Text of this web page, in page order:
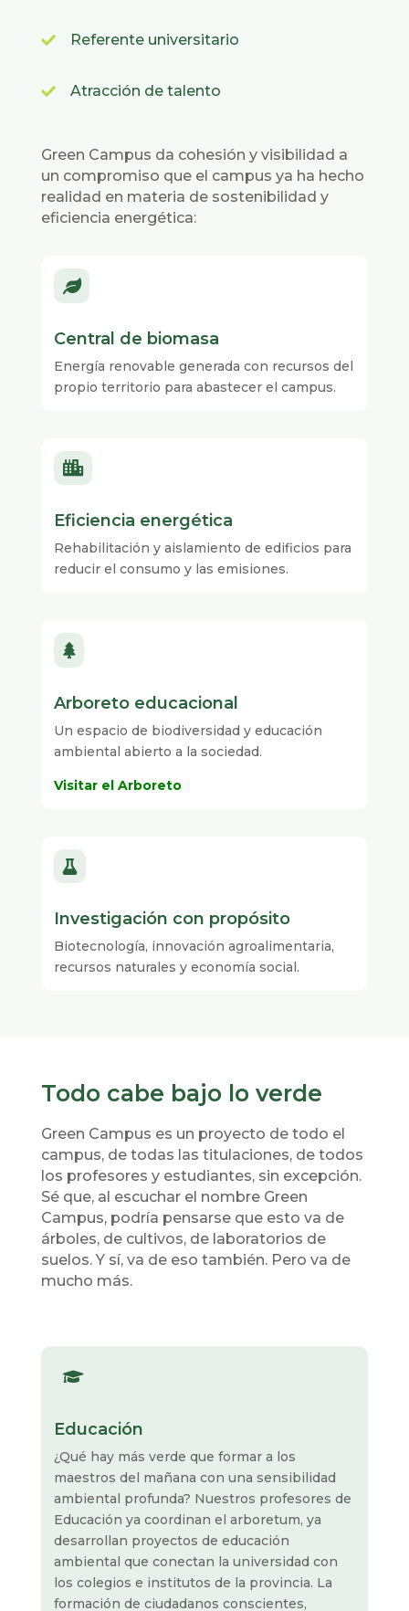
 Referente universitario
 Atracción de talento
Green Campus da cohesión y visibilidad a
un compromiso que el campus ya ha hecho
realidad en materia de sostenibilidad y
eficiencia energética:

Central de biomasa
Energía renovable generada con recursos del
propio territorio para abastecer el campus.

Eficiencia energética
Rehabilitación y aislamiento de edificios para
reducir el consumo y las emisiones.

Arboreto educacional
Un espacio de biodiversidad y educación
ambiental abierto a la sociedad.
Visitar el Arboreto

Investigación con propósito
Biotecnología, innovación agroalimentaria,
recursos naturales y economía social.
Todo cabe bajo lo verde
Green Campus es un proyecto de todo el
campus, de todas las titulaciones, de todos
los profesores y estudiantes, sin excepción.
Sé que, al escuchar el nombre Green
Campus, podría pensarse que esto va de
árboles, de cultivos, de laboratorios de
suelos. Y sí, va de eso también. Pero va de
mucho más.

Educación
¿Qué hay más verde que formar a los
maestros del mañana con una sensibilidad
ambiental profunda? Nuestros profesores de
Educación ya coordinan el arboretum, ya
desarrollan proyectos de educación
ambiental que conectan la universidad con
los colegios e institutos de la provincia. La
formación de ciudadanos conscientes,